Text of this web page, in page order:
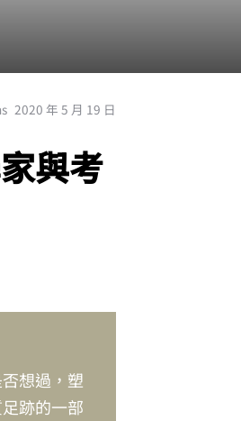
2020 年 5 月 19 日
與考
想過，塑
跡的一部